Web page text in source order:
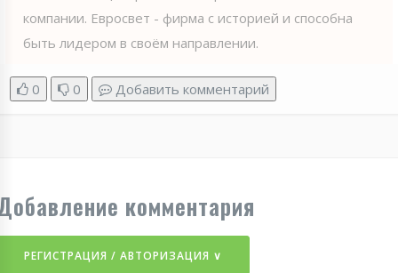
компании. Евросвет - фирма с историей и способна
быть лидером в своём направлении.
0 0 Добавить комментарий
комментария
РЕГИСТРАЦИЯ / АВТОРИЗАЦИЯ ∨